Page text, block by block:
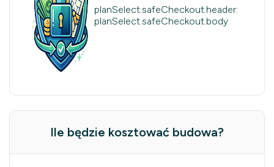
planSelect.safeCheckout.header:
planSelect.safeCheckout.body
Ile będzie kosztować budowa?